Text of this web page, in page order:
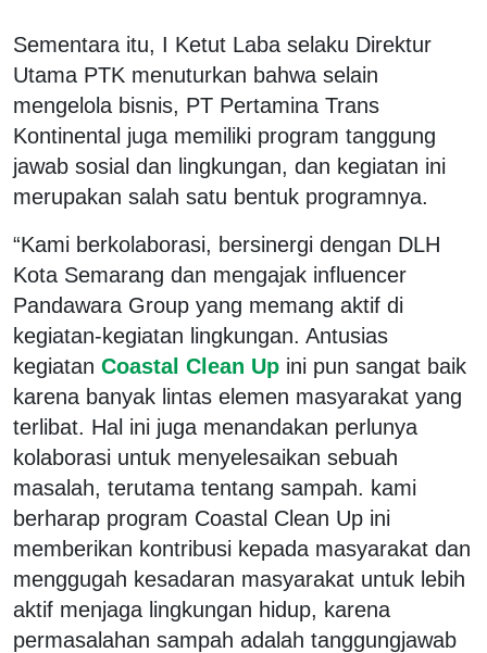
Sementara itu, I Ketut Laba selaku Direktur
Utama PTK menuturkan bahwa selain
mengelola bisnis, PT Pertamina Trans
Kontinental juga memiliki program tanggung
jawab sosial dan lingkungan, dan kegiatan ini
merupakan salah satu bentuk programnya.
“Kami berkolaborasi, bersinergi dengan DLH
Kota Semarang dan mengajak influencer
Pandawara Group yang memang aktif di
kegiatan-kegiatan lingkungan. Antusias
kegiatan Coastal Clean Up ini pun sangat baik
karena banyak lintas elemen masyarakat yang
terlibat. Hal ini juga menandakan perlunya
kolaborasi untuk menyelesaikan sebuah
masalah, terutama tentang sampah. kami
berharap program Coastal Clean Up ini
memberikan kontribusi kepada masyarakat dan
menggugah kesadaran masyarakat untuk lebih
aktif menjaga lingkungan hidup, karena
permasalahan sampah adalah tanggungjawab